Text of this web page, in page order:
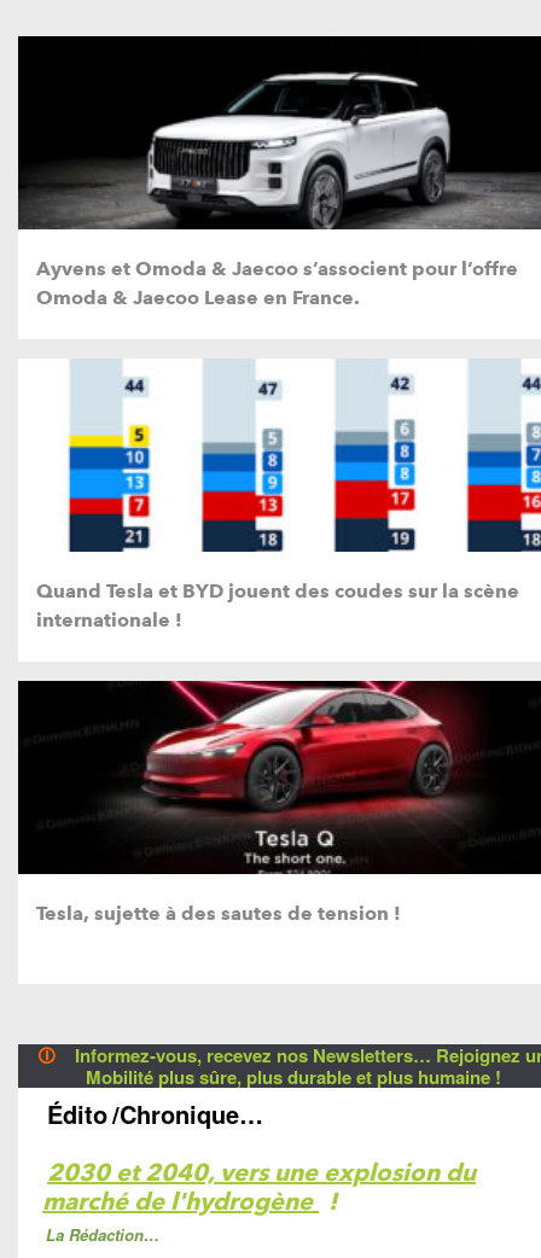
Ayvens et Omoda & Jaecoo s’associent pour l’offre
Omoda & Jaecoo Lease en France.
Quand Tesla et BYD jouent des coudes sur la scène
internationale !
Tesla, sujette à des sautes de tension !
🛈
Informez-vous, recevez nos Newsletters… Rejoignez
Mobilité plus sûre, plus durable et plus humaine !
Édito/Chronique…
2030 et 2040, vers une explosion du
marché de l'hydrogène !
La Rédaction…